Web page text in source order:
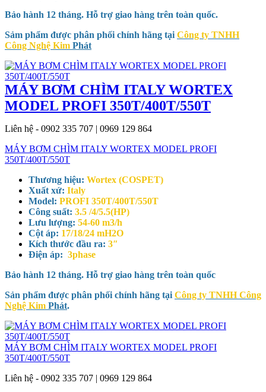
Bảo hành 12 tháng. Hỗ trợ giao hàng trên toàn quốc.
Sảm phẩm được phân phối chính hãng tại Công ty TNHH
Công Nghệ Kim Phát
MÁY BƠM CHÌM ITALY WORTEX
MODEL PROFI 350T/400T/550T
Liên hệ - 0902 335 707 | 0969 129 864
MÁY BƠM CHÌM ITALY WORTEX MODEL PROFI
350T/400T/550T
Thương hiệu: Wortex (COSPET)
Xuất xứ: Italy
Model: PROFI 350T/400T/550T
Công suất: 3.5 /4/5.5(HP)
Lưu lượng: 54-60 m3/h
Cột áp: 17/18/24 mH2O
Kích thước đầu ra: 3″
Điện áp: 3phase
Bảo hành 12 tháng. Hỗ trợ giao hàng trên toàn quốc
Sản phẩm được phân phối chính hãng tại Công ty TNHH Công
Nghệ Kim Phát.
MÁY BƠM CHÌM ITALY WORTEX MODEL PROFI
350T/400T/550T
Liên hệ - 0902 335 707 | 0969 129 864